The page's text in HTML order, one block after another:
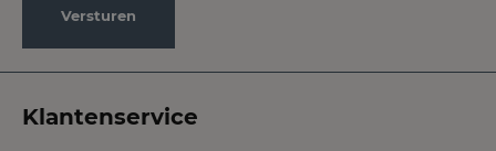
Klantenservice